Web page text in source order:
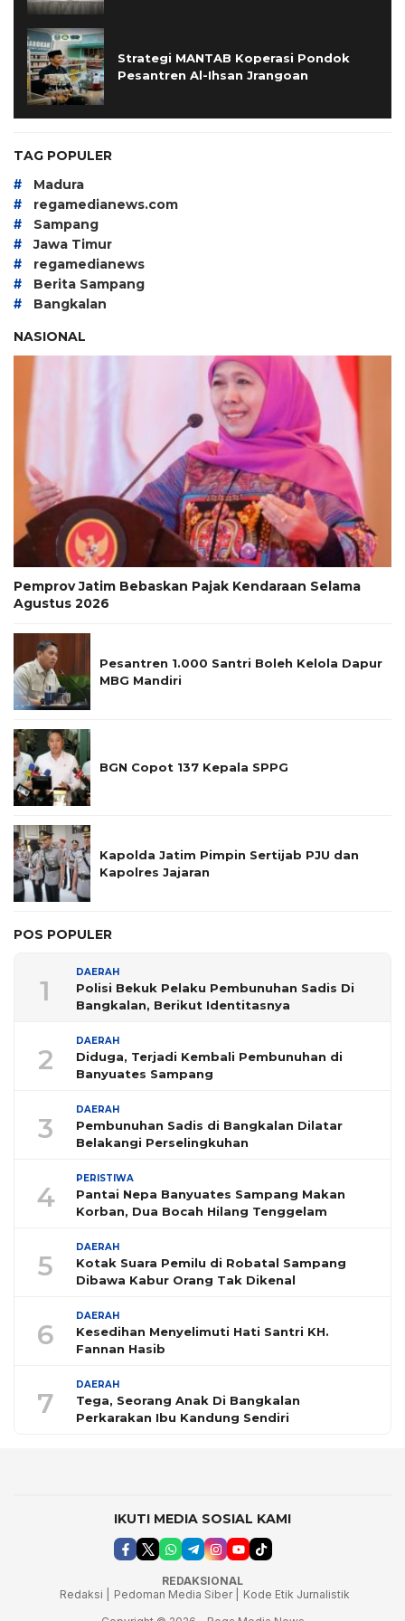
Strategi MANTAB Koperasi Pondok
Pesantren Al-Ihsan Jrangoan
TAG POPULER
# Madura
# regamedianews.com
# Sampang
# Jawa Timur
# regamedianews
# Berita Sampang
#
Bangkalan
NASIONAL
Pemprov Jatim Bebaskan Pajak Kendaraan Selama
Agustus 2026
Pesantren 1.000 Santri Boleh Kelola Dapur
MBG Mandiri
BGN Copot 137 Kepala SPPG
Kapolda Jatim Pimpin Sertijab PJU dan
Kapolres Jajaran
POS POPULER
1
DAERAH
Polisi Bekuk Pelaku Pembunuhan Sadis Di
Bangkalan, Berikut Identitasnya
2
DAERAH
Diduga, Terjadi Kembali Pembunuhan di
Banyuates Sampang
3
DAERAH
Pembunuhan Sadis di Bangkalan Dilatar
Belakangi Perselingkuhan
4
PERISTIWA
Pantai Nepa Banyuates Sampang Makan
Korban, Dua Bocah Hilang Tenggelam
5
DAERAH
Kotak Suara Pemilu di Robatal Sampang
Dibawa Kabur Orang Tak Dikenal
6
DAERAH
Kesedihan Menyelimuti Hati Santri KH.
Fannan Hasib
7
DAERAH
Tega, Seorang Anak Di Bangkalan
Perkarakan Ibu Kandung Sendiri
IKUTI MEDIA SOSIAL KAMI
REDAKSIONAL
Redaksi |
Pedoman Media Siber |
Kode Etik Jurnalistik